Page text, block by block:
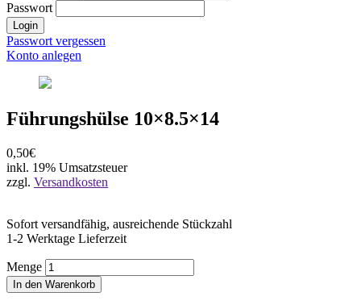
Passwort
Login
Passwort vergessen
Konto anlegen
Führungshülse 10×8.5×14
0,50€
inkl. 19% Umsatzsteuer
zzgl. Versandkosten
Sofort versandfähig, ausreichende Stückzahl
1-2 Werktage Lieferzeit
Menge
In den Warenkorb